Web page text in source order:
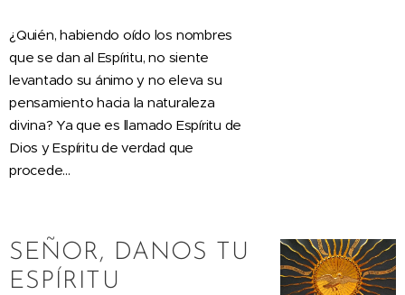
¿Quién, habiendo oído los nombres
que se dan al Espíritu, no siente
levantado su ánimo y no eleva su
pensamiento hacia la naturaleza
divina? Ya que es llamado Espíritu de
Dios y Espíritu de verdad que
procede...
SEÑOR, DANOS TU
ESPÍRITU